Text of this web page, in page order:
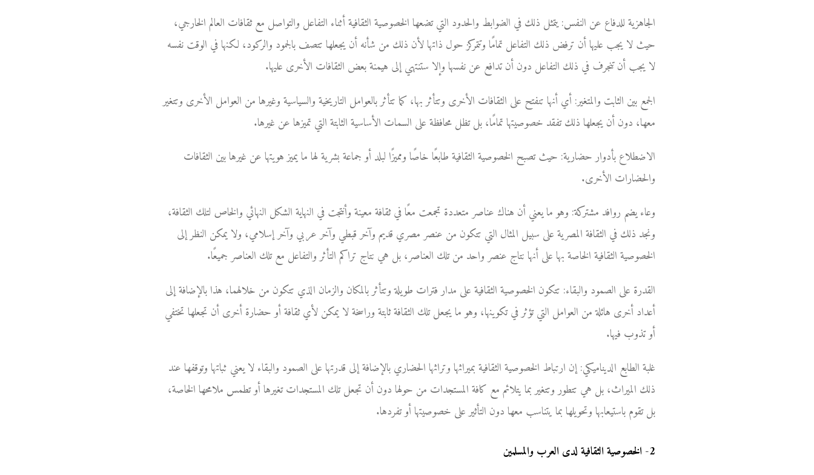
الجاهزية للدفاع عن النفس: يتمثل ذلك في الضوابط والحدود التي تضعها الخصوصية الثقافية أثناء التفاعل والتواصل مع ثقافات العالم الخارجي،
حيث لا يجب عليها أن ترفض ذلك التفاعل تمامًا وتتمركز حول ذاتها لأن ذلك من شأنه أن يجعلها تتصف بالجمود والركود، لكنها في الوقت نفسه
لا يجب أن تنجرف في ذلك التفاعل دون أن تدافع عن نفسها وإلا ستنتهي إلى هيمنة بعض الثقافات الأخرى عليها.
الجمع بين الثابت والمتغير: أي أنها تنفتح على الثقافات الأخرى وتتأثر بها، كما تتأثر بالعوامل التاريخية والسياسية وغيرها من العوامل الأخرى وتتغير
معها، دون أن يجعلها ذلك تفقد خصوصيتها تمامًا، بل تظل محافظة على السمات الأساسية الثابتة التي تميزها عن غيرها.
الاضطلاع بأدوار حضارية: حيث تصبح الخصوصية الثقافية طابعًا خاصًا ومميزًا لبلد أو جماعة بشرية لها ما يميز هويتها عن غيرها بين الثقافات
والحضارات الأخرى.
وعاء يضم روافد مشتركة: وهو ما يعني أن هناك عناصر متعددة تجمعت معًا في ثقافة معينة وأنتجت في النهاية الشكل النهائي والخاص لتلك الثقافة،
ونجد ذلك في الثقافة المصرية على سبيل المثال التي تتكون من عنصر مصري قديم وآخر قبطي وآخر عربي وآخر إسلامي، ولا يمكن النظر إلى
الخصوصية الثقافية الخاصة بها على أنها نتاج عنصر واحد من تلك العناصر، بل هي نتاج تراكم التأثر والتفاعل مع تلك العناصر جميعًا.
القدرة على الصمود والبقاء: تتكون الخصوصية الثقافية على مدار فترات طويلة وتتأثر بالمكان والزمان الذي تتكون من خلالهما، هذا بالإضافة إلى
أعداد أخرى هائلة من العوامل التي تؤثر في تكوينها، وهو ما يجعل تلك الثقافة ثابتة وراسخة لا يمكن لأي ثقافة أو حضارة أخرى أن تجعلها تختفي
أو تذوب فيها.
غلبة الطابع الديناميكي: إن ارتباط الخصوصية الثقافية بميراثها وتراثها الحضاري بالإضافة إلى قدرتها على الصمود والبقاء لا يعني ثباتها وتوقفها عند
ذلك الميراث، بل هي تتطور وتتغير بما يتلائم مع كافة المستجدات من حولها دون أن تجعل تلك المستجدات تغيرها أو تطمس ملامحها الخاصة،
بل تقوم باستيعابها وتحويلها بما يتناسب معها دون التأثير على خصوصيتها أو تفردها.
2
- الخصوصية الثقافية لدى العرب والمسلمين